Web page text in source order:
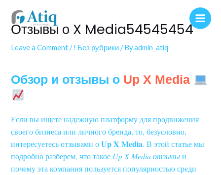
Отзывы о X Media54545454
Leave a Comment /! Без рубрики/ Byadmin_atiq
Обзор и отзывы о Up X Media
Если вы ищете надежную платформу для продвижения
своего бизнеса или личного бренда, то, безусловно,
интересуетесь отзывами оUp X Media. В этой статье мы
подробно разберем, что такое Up X Media отзывыи
почему эта компания пользуется популярностью среди